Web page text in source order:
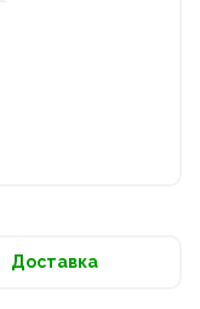
Доставка